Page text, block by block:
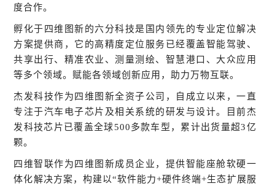
度合作。
孵化于四维图新的六分科技是国内领先的专业定位解决
方案提供商，它的高精度定位服务已经覆盖智能驾驶、
共享出行、精准农业、测量测绘、智慧港口、大众应用
等多个领域。赋能各领域创新应用，助力万物互联。
杰发科技作为四维图新全资子公司，自成立以来，一直
专注于汽车电子芯片及相关系统的研发与设计。目前杰
发科技芯片已覆盖全球500多款车型，累计出货量超3亿
颗。
四维智联作为四维图新成员企业，提供智能座舱软硬一
体化解决方案，构建以“软件能力+硬件终端+生态扩展服